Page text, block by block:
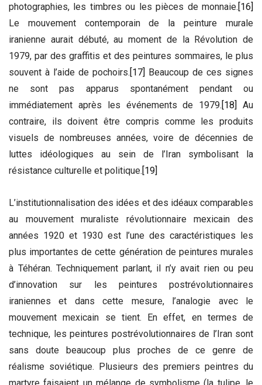
photographies, les timbres ou les pièces de monnaie.[16]
Le mouvement contemporain de la peinture murale
iranienne aurait débuté, au moment de la Révolution de
1979, par des graffitis et des peintures sommaires, le plus
souvent à l’aide de pochoirs.[17] Beaucoup de ces signes
ne sont pas apparus spontanément pendant ou
immédiatement après les événements de 1979.[18]
Au
contraire, ils doivent être compris comme les produits
visuels de nombreuses années, voire de décennies de
luttes idéologiques au sein de l’Iran symbolisant la
résistance culturelle et politique.[19]
L’institutionnalisation des idées et des idéaux comparables
au mouvement muraliste révolutionnaire mexicain des
années 1920 et 1930 est l’une des caractéristiques les
plus importantes de cette génération de peintures murales
à Téhéran. Techniquement parlant, il n’y avait rien ou peu
d’innovation sur ​​les peintures postrévolutionnaires
iraniennes et dans cette mesure, l’analogie avec le
mouvement mexicain se tient. En effet, en termes de
technique, les peintures postrévolutionnaires de l’Iran sont
sans doute beaucoup plus proches de ce genre de
réalisme soviétique. Plusieurs des premiers peintres du